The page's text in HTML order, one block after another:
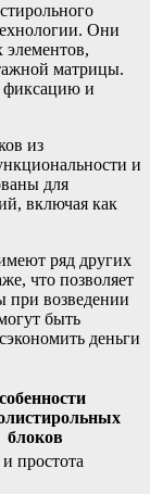
Они
элементов,
матрицы.
фиксацию и
из
и
для
включая как
ряд других
что позволяет
при возведении
быть
деньги
блоков
простота